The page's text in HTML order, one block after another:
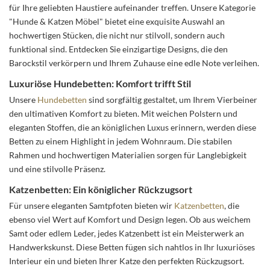
für Ihre geliebten Haustiere aufeinander treffen. Unsere Kategorie
"Hunde & Katzen Möbel" bietet eine exquisite Auswahl an
hochwertigen Stücken, die nicht nur stilvoll, sondern auch
funktional sind. Entdecken Sie einzigartige Designs, die den
Barockstil verkörpern und Ihrem Zuhause eine edle Note verleihen.
Luxuriöse Hundebetten: Komfort trifft Stil
Unsere Hundebetten sind sorgfältig gestaltet, um Ihrem Vierbeiner
den ultimativen Komfort zu bieten. Mit weichen Polstern und
eleganten Stoffen, die an königlichen Luxus erinnern, werden diese
Betten zu einem Highlight in jedem Wohnraum. Die stabilen
Rahmen und hochwertigen Materialien sorgen für Langlebigkeit
und eine stilvolle Präsenz.
Katzenbetten: Ein königlicher Rückzugsort
Für unsere eleganten Samtpfoten bieten wir Katzenbetten, die
ebenso viel Wert auf Komfort und Design legen. Ob aus weichem
Samt oder edlem Leder, jedes Katzenbett ist ein Meisterwerk an
Handwerkskunst. Diese Betten fügen sich nahtlos in Ihr luxuriöses
Interieur ein und bieten Ihrer Katze den perfekten Rückzugsort.